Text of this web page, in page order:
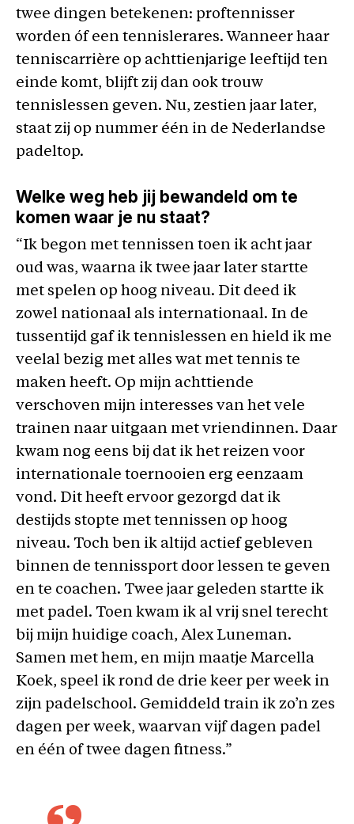
twee dingen betekenen: proftennisser
worden óf een tennislerares. Wanneer haar
tenniscarrière op achttienjarige leeftijd ten
einde komt, blijft zij dan ook trouw
tennislessen geven. Nu, zestien jaar later,
staat zij op nummer één in de Nederlandse
padeltop.
Welke weg heb jij bewandeld om te
komen waar je nu staat?
“Ik begon met tennissen toen ik acht jaar
oud was, waarna ik twee jaar later startte
met spelen op hoog niveau. Dit deed ik
zowel nationaal als internationaal. In de
tussentijd gaf ik tennislessen en hield ik me
veelal bezig met alles wat met tennis te
maken heeft. Op mijn achttiende
verschoven mijn interesses van het vele
trainen naar uitgaan met vriendinnen. Daar
kwam nog eens bij dat ik het reizen voor
internationale toernooien erg eenzaam
vond. Dit heeft ervoor gezorgd dat ik
destijds stopte met tennissen op hoog
niveau. Toch ben ik altijd actief gebleven
binnen de tennissport door lessen te geven
en te coachen. Twee jaar geleden startte ik
met padel. Toen kwam ik al vrij snel terecht
bij mijn huidige coach, Alex Luneman.
Samen met hem, en mijn maatje Marcella
Koek, speel ik rond de drie keer per week in
zijn padelschool. Gemiddeld train ik zo’n zes
dagen per week, waarvan vijf dagen padel
en één of twee dagen fitness.”